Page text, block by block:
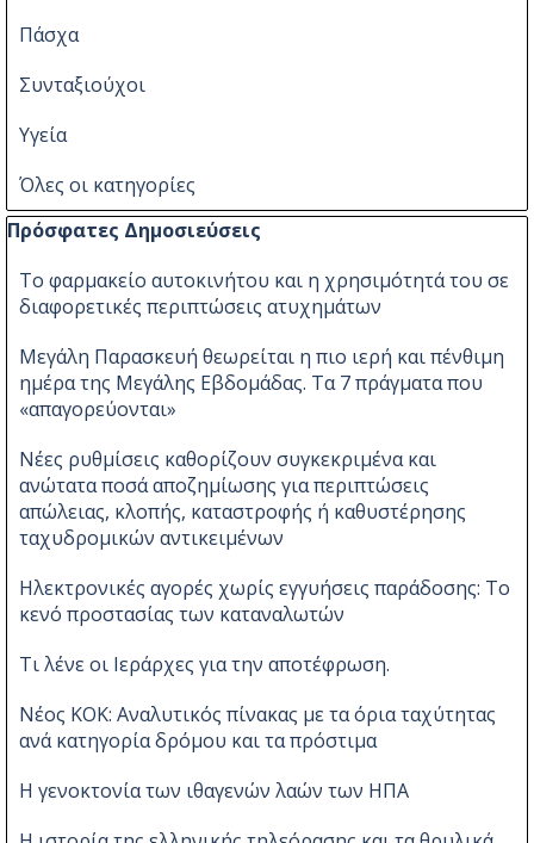
Πάσχα
Συνταξιούχοι
Υγεία
Όλες οι κατηγορίες
Παράλειψη μπλόκ Πρόσφατες Δημοσιεύσεις
Πρόσφατες Δημοσιεύσεις
Το φαρμακείο αυτοκινήτου και η χρησιμότητά του σε
διαφορετικές περιπτώσεις ατυχημάτων
Μεγάλη Παρασκευή θεωρείται η πιο ιερή και πένθιμη
ημέρα της Μεγάλης Εβδομάδας. Τα 7 πράγματα που
«απαγορεύονται»
Νέες ρυθμίσεις καθορίζουν συγκεκριμένα και
ανώτατα ποσά αποζημίωσης για περιπτώσεις
απώλειας, κλοπής, καταστροφής ή καθυστέρησης
ταχυδρομικών αντικειμένων
Ηλεκτρονικές αγορές χωρίς εγγυήσεις παράδοσης: Το
κενό προστασίας των καταναλωτών
Τι λένε οι Ιεράρχες για την αποτέφρωση.
Νέος ΚΟΚ: Αναλυτικός πίνακας με τα όρια ταχύτητας
ανά κατηγορία δρόμου και τα πρόστιμα
Η γενοκτονία των ιθαγενών λαών των ΗΠΑ